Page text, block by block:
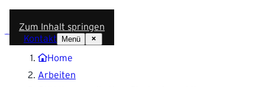
Zum Inhalt springen
Kontakt
Menü
Home
Arbeiten